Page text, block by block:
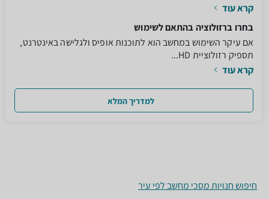
קרא עוד
בחרו ברזולוציה בהתאם לשימוש
אם עיקר השימוש במחשב הוא לתוכנות אופיס ולגלישה באינטרנט,
תספיק רזולוציית HD...
קרא עוד
למדריך המלא
חיפוש חנויות מסכי מחשב לפי עיר